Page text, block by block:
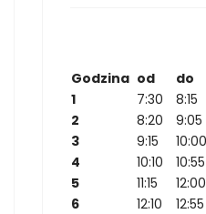
Godzina od
do
1
7:30
8:15
2
8:20
9:05
3
9:15
10:00
4
10:10
10:55
5
11:15
12:00
6
12:10
12:55